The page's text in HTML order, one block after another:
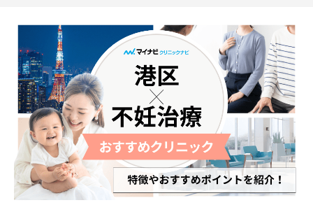
ら
マ
イ
ナ
ビ
リ
ニ
ッ
ク
ナ
医
療
関
係
者
方
は
こ
ち